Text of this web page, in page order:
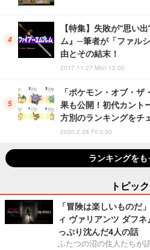
【特集】失敗が“思い
ム』─筆者が「ファル
由とその結末！
2017.11.27 Mon 12:00
「ポケモン・オブ・
果も公開！初代カント
方別のランキングをチ
2020.2.28 Fri 0:50
ランキングをも
トピッ
「冒険は楽しいものだ
ィ ヴァリアンツ ダフ
っぷり沈んだ4人の話
ふたつの沼の住人たちが